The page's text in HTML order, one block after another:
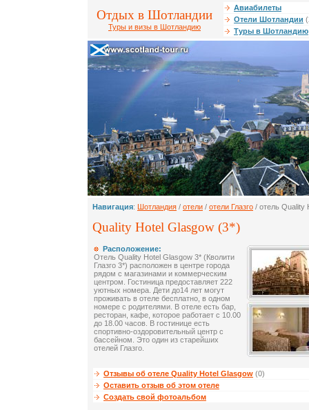
Отдых в Шотландии
Туры и визы в Шотландию
Авиабилеты
Отели Шотландии
Туры в Шотландию
Навигация: Шотландия / отели / отели Глазго / отель Quality
Quality Hotel Glasgow (3*)
Расположение:
Отель Quality Hotel Glasgow 3* (Кволити
Глазго 3*) расположен в центре города
рядом с магазинами и коммерческим
центром. Гостиница предоставляет 222
уютных номера. Дети до14 лет могут
проживать в отеле бесплатно, в одном
номере с родителями. В отеле есть бар,
ресторан, кафе, которое работает с 10.00
до 18.00 часов. В гостинице есть
спортивно-оздоровительный центр с
бассейном. Это один из старейших
отелей Глазго.
Отзывы об отеле Quality Hotel Glasgow (0)
Оставить отзыв об этом отеле
Создать свой фотоальбом